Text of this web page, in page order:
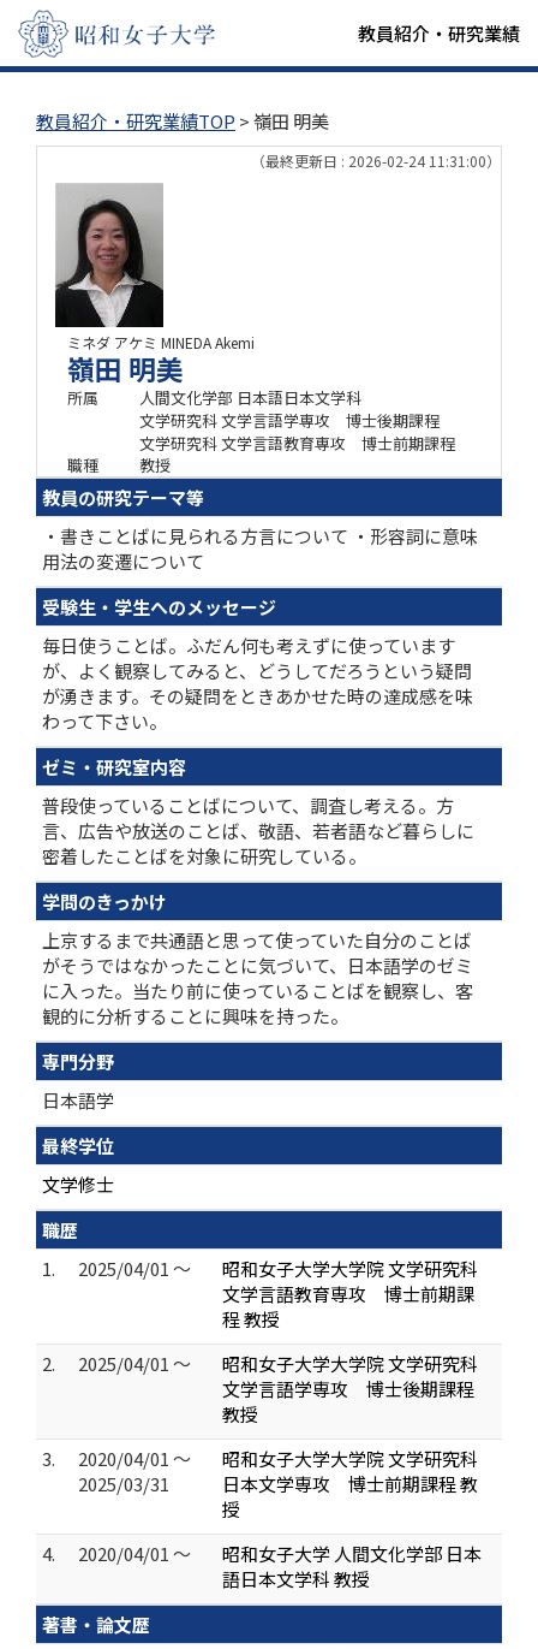
教員紹介・研究業績
教員紹介・研究業績TOP > 嶺田 明美
（最終更新日 : 2026-02-24 11:31:00）
ミネダ アケミ MINEDA Akemi
嶺田 明美
所属
人間文化学部 日本語日本文学科
文学研究科 文学言語学専攻 博士後期課程
文学研究科 文学言語教育専攻 博士前期課程
職種
教授
教員の研究テーマ等
・書きことばに見られる方言について ・形容詞に意味
用法の変遷について
受験生・学生へのメッセージ
毎日使うことば。ふだん何も考えずに使っています
が、よく観察してみると、どうしてだろうという疑問
が湧きます。その疑問をときあかせた時の達成感を味
わって下さい。
ゼミ・研究室内容
普段使っていることばについて、調査し考える。方
言、広告や放送のことば、敬語、若者語など暮らしに
密着したことばを対象に研究している。
学問のきっかけ
上京するまで共通語と思って使っていた自分のことば
がそうではなかったことに気づいて、日本語学のゼミ
に入った。当たり前に使っていることばを観察し、客
観的に分析することに興味を持った。
専門分野
日本語学
最終学位
文学修士
職歴
1.
2025/04/01 ～
昭和女子大学大学院 文学研究科
文学言語教育専攻 博士前期課
程 教授
2.
2025/04/01 ～
昭和女子大学大学院 文学研究科
文学言語学専攻 博士後期課程
教授
3.
2020/04/01 ～
2025/03/31
昭和女子大学大学院 文学研究科
日本文学専攻 博士前期課程 教
授
4.
2020/04/01 ～
昭和女子大学 人間文化学部 日本
語日本文学科 教授
著書・論文歴